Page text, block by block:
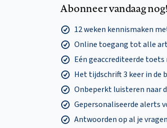
Abonneer vandaag nog!
12 weken kennismaken
Online toegang tot alle
Eén geaccrediteerde
Het tijdschrift 3 keer in de
Onbeperkt luisteren naar
Gepersonaliseerde alerts
Antwoorden op al je